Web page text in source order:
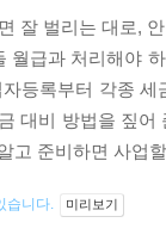
잘 벌리는 대로,
월급과 처리해야
등록부터 각종
대비 방법을 짚
고 준비하면 사업
습니다. 미리보기